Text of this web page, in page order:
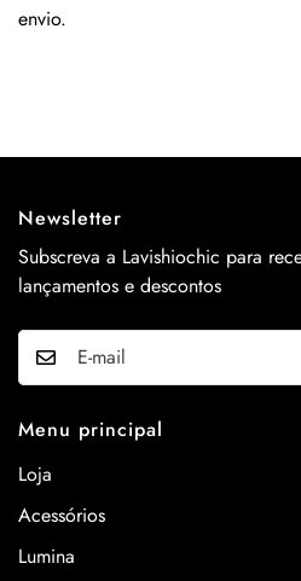
envio.
Newsletter
Subscreva a Lavishiochic para
lançamentos e descontos
Menu principal
Loja
Acessórios
Lumina